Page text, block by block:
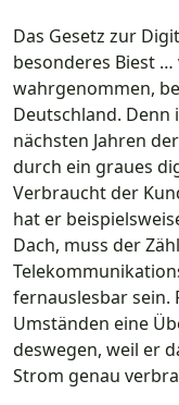
Das Gesetz zur
besonderes Biest
wahrgenommen,
Deutschland. Denn
nächsten Jahren
durch ein graues
Verbraucht der
hat er
Dach, muss der
fernauslesbar sein.
Umständen eine
deswegen, weil er
Strom genau